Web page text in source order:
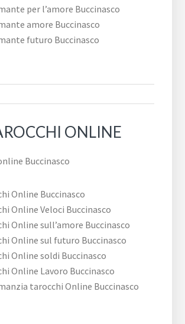
per l’amore Buccinasco
amore Buccinasco
futuro Buccinasco
ONLINE
Online Buccinasco
Online Veloci Buccinasco
Online sull’amore Buccinasco
Online sul futuro Buccinasco
Online soldi Buccinasco
Online Lavoro Buccinasco
tarocchi Online Buccinasco